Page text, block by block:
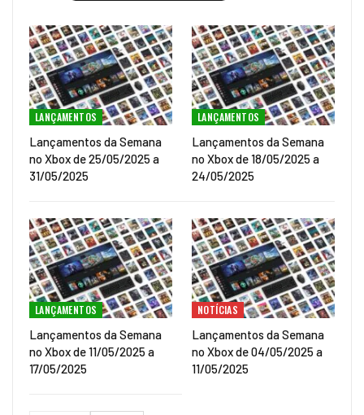
LANÇAMENTOS
Lançamentos da Semana
no Xbox de 25/05/2025 a
31/05/2025
LANÇAMENTOS
Lançamentos da Semana
no Xbox de 18/05/2025 a
24/05/2025
LANÇAMENTOS
Lançamentos da Semana
no Xbox de 11/05/2025 a
17/05/2025
NOTÍCIAS
Lançamentos da Semana
no Xbox de 04/05/2025 a
11/05/2025